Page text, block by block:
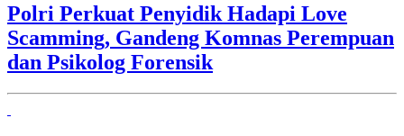
Polri Perkuat Penyidik Hadapi Love
Scamming, Gandeng Komnas Perempuan
dan Psikolog Forensik